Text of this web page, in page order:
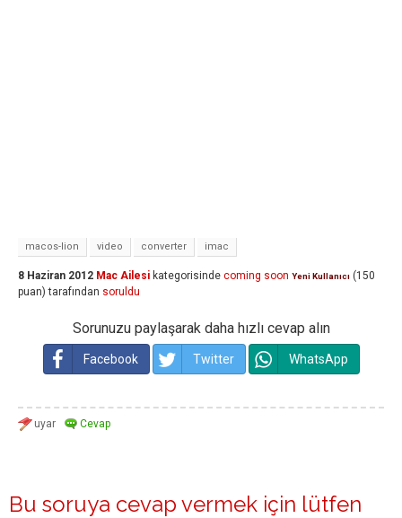
macos-lion video converter imac
8 Haziran 2012 Mac Ailesi kategorisinde coming soon Yeni Kullanıcı (150
puan) tarafından soruldu
Sorunuzu paylaşarak daha hızlı cevap alın
Facebook Twitter WhatsApp
Bu soruya cevap vermek için lütfen